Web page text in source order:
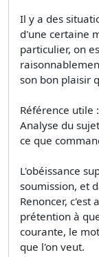
Il y a des
d'une certaine
particulier, on
son bon plaisir
Référence utile
Analyse du
ce que
L'obéissance
soumission, et
Renoncer, c'est
prétention à
courante, le
que l'on veut.